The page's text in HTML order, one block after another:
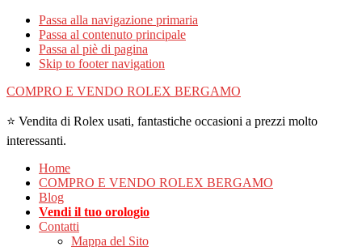
Passa alla navigazione primaria
Passa al contenuto principale
Passa al piè di pagina
Skip to footer navigation
COMPRO E VENDO ROLEX BERGAMO
⭐ Vendita di Rolex usati, fantastiche occasioni a prezzi molto
interessanti.
Home
COMPRO E VENDO ROLEX BERGAMO
Blog
Vendi il tuo orologio
Contatti
Mappa del Sito